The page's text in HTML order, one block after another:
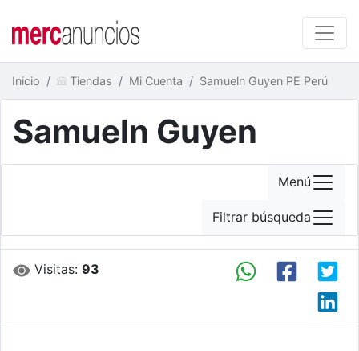
Inicio Tiendas Mi Cuenta Samueln Guyen PE Perú
Samueln Guyen
Visitas:93
Menú
Filtrar búsqueda